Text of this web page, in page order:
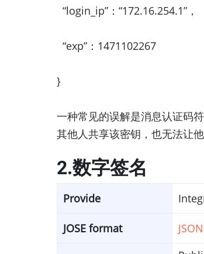
“login_ip”：“172.16.254.1”，
“exp”：1471102267
}
一种常见的误解是消息认证码
其他人共享该密钥，也无法让
2.数字签名
Provide
JOSE format